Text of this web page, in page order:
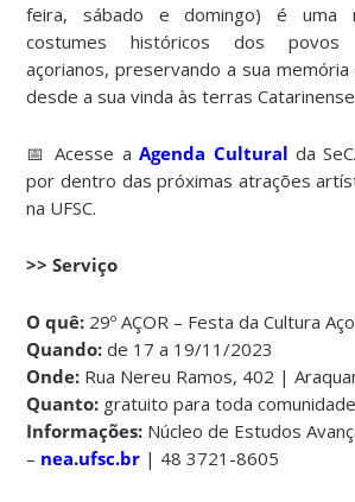
feira, sábado e domingo) é uma
costumes históricos dos povos
açorianos, preservando a sua
desde a sua vinda às terras
📅 Acesse aAgenda Cultural da
por dentro das próximas atrações
na UFSC.
>> Serviço
O quê: 29º AÇOR – Festa da Cultura
Quando:de 17 a 19/11/2023
Onde: Rua Nereu Ramos, 402 |
Quanto: gratuito para toda comunidade
Informações: Núcleo de Estudos
– nea.ufsc.br | 48 3721-8605